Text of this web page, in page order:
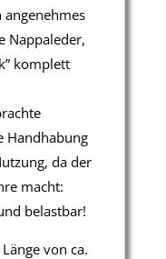
Nappaleder,
komplett
Handhabung
da der
macht:
belastbar!
von ca.